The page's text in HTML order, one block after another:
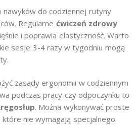
do codziennej rutyny
Regularne ćwiczeń zdrowy
i poprawia elastyczność. Warto
sesje 3-4 razy w tygodniu mogą
zasady ergonomii w codziennym
podczas pracy czy odpoczynku to
. Można wykonywać proste
nie wymagają specjalnego